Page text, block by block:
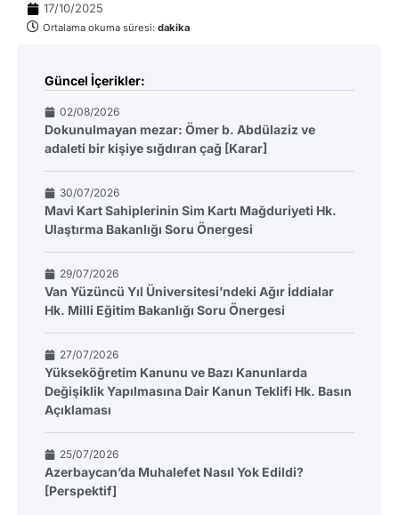
17/10/2025
Ortalama okuma süresi: dakika
Güncel İçerikler:
02/08/2026
Dokunulmayan mezar: Ömer b. Abdülaziz ve
adaleti bir kişiye sığdıran çağ [Karar]
30/07/2026
Mavi Kart Sahiplerinin Sim Kartı Mağduriyeti Hk.
Ulaştırma Bakanlığı Soru Önergesi
29/07/2026
Van Yüzüncü Yıl Üniversitesi’ndeki Ağır İddialar
Hk. Milli Eğitim Bakanlığı Soru Önergesi
27/07/2026
Yükseköğretim Kanunu ve Bazı Kanunlarda
Değişiklik Yapılmasına Dair Kanun Teklifi Hk. Basın
Açıklaması
25/07/2026
Azerbaycan’da Muhalefet Nasıl Yok Edildi?
[Perspektif]